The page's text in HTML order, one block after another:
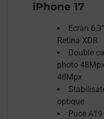
iPhone 17
Ecran
Retina XDR
Double
photo
48Mpx
optique
Puce A19